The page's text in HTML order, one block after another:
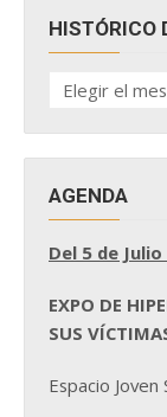
HISTÓRICO
HISTÓRICO
DE
AGENDA
Del 5 de
EXPO DE
SUS
Espacio